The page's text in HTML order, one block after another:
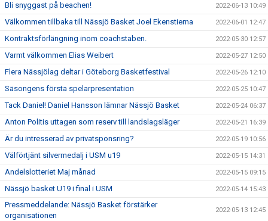
Bli snyggast på beachen! 2022-06-13 10:49
Välkommen tillbaka till Nässjö Basket Joel Ekenstierna 2022-06-01 12:47
Kontraktsförlängning inom coachstaben. 2022-05-30 12:57
Varmt välkommen Elias Weibert 2022-05-27 12:50
Flera Nässjölag deltar i Göteborg Basketfestival 2022-05-26 12:10
Säsongens första spelarpresentation 2022-05-25 10:47
Tack Daniel! Daniel Hansson lämnar Nässjö Basket 2022-05-24 06:37
Anton Politis uttagen som reserv till landslagsläger 2022-05-21 16:39
Är du intresserad av privatsponsring? 2022-05-19 10:56
Välförtjänt silvermedalj i USM u19 2022-05-15 14:31
Andelslotteriet Maj månad 2022-05-15 09:15
Nässjö basket U19 i final i USM 2022-05-14 15:43
Pressmeddelande: Nässjö Basket förstärker
organisationen
2022-05-13 12:45